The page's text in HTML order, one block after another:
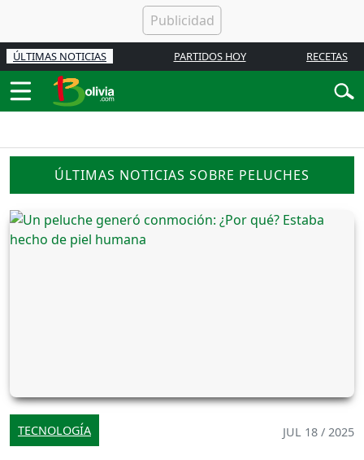
ÚLTIMAS NOTICIAS PARTIDOS HOY RECETAS
ÚLTIMAS NOTICIAS SOBRE PELUCHES
TECNOLOGÍA JUL 18 / 2025